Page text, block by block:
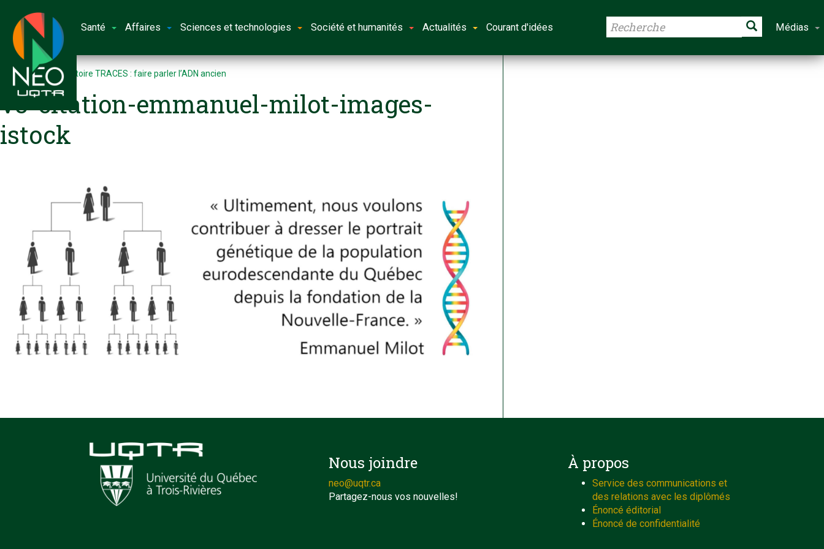
Santé Affaires Sciences et technologies Société et humanités Actualités Courant d'idées Médias
Accueil Le laboratoire TRACES : faire parler l’ADN ancien
v3-citation-emmanuel-milot-images-
istock
Nous joindre
neo@uqtr.ca
Partagez-nous vos nouvelles!
À propos
Service des communications et
des relations avec les diplômés
Énoncé éditorial
Énoncé de confidentialité